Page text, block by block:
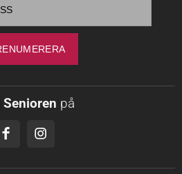
Senioren på